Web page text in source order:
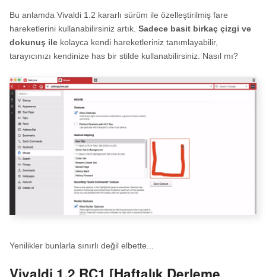
Bu anlamda Vivaldi 1.2 kararlı sürüm ile özelleştirilmiş fare
hareketlerini kullanabilirsiniz artık. Sadece basit birkaç çizgi ve
dokunuş ile kolayca kendi hareketleriniz tanımlayabilir,
tarayıcınızı kendinize has bir stilde kullanabilirsiniz. Nasıl mı?
Yenilikler bunlarla sınırlı değil elbette...